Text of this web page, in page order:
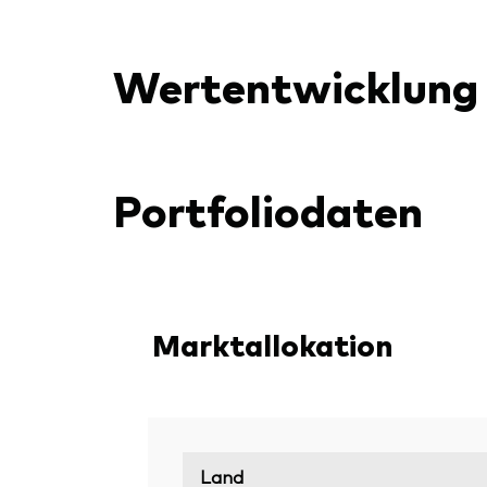
Wertentwicklung
Portfoliodaten
Marktallokation
Land